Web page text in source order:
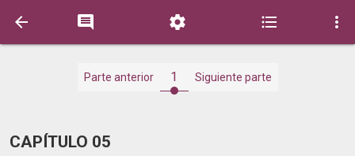
    
Parte anterior 1 Siguiente parte
CAPÍTULO 05